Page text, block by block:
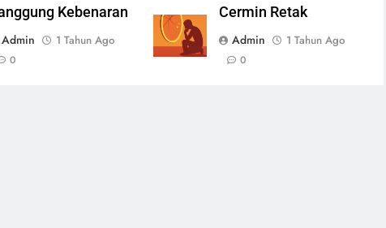
Kebenaran
Admin
1 Tahun Ago
0
Cermin Retak
Admin
1 Tahun Ago
0